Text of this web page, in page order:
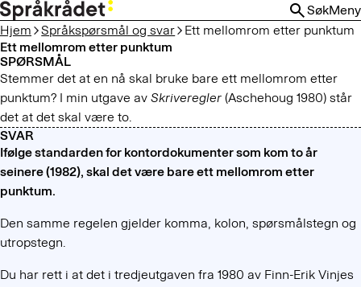
HOPP
TIL
HOVEDINNHOLD
SøkMeny
Hjem
Språkspørsmål og svar Ett mellomrom etter punktum
Ett mellomrom etter punktum
SPØRSMÅL
Stemmer det at en nå skal bruke bare ett mellomrom etter
punktum? I min utgave av Skriveregler (Aschehoug 1980) står
det at det skal være to.
SVAR
Ifølge standarden for kontordokumenter som kom to år
seinere (1982), skal det være bare ett mellomrom etter
punktum.
Den samme regelen gjelder komma, kolon, spørsmålstegn og
utropstegn.
Du har rett i at det i tredjeutgaven fra 1980 av Finn-Erik Vinjes